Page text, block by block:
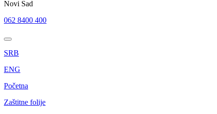
Novi Sad
062 8400 400
SRB
ENG
Početna
Zaštitne folije